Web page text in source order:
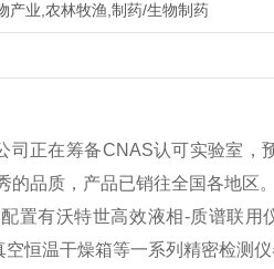
产业,农林牧渔,制药/生物制药
正在筹备CNAS认可实验室，
品质，产品已销往全国各地区。
置有沃特世高效液相-质谱联用
恒温干燥箱等一系列精密检测仪